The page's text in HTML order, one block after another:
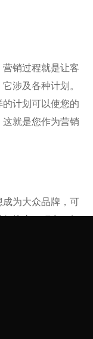
销过程就是让客
涉及各种计划。
计划可以使您的
就是您作为营销
为大众品牌，可
推广，研究目标
括EDM，移动报
。
络营销技巧）